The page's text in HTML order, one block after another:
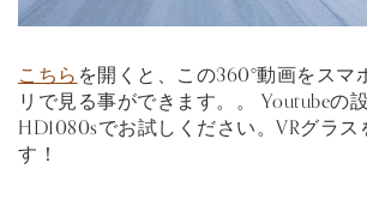
こちらを開くと、この360°動画をスマ
リで見る事ができます。。 Youtubeの
HD1080sでお試しください。VRグラ
す！